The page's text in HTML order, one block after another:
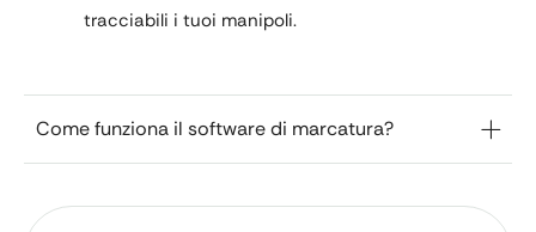
tracciabili i tuoi manipoli.
Come funziona il software di marcatura?